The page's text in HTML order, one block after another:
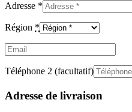
Adresse *
Région *
Email
Téléphone 2 (facultatif)
Adresse de livraison